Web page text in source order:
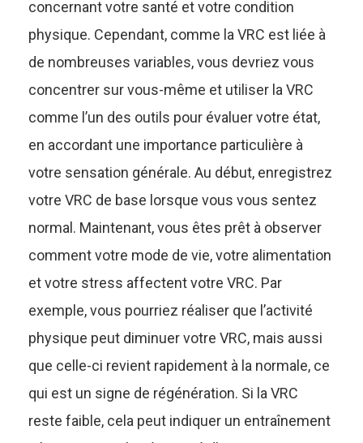
concernant votre santé et votre condition
physique. Cependant, comme la VRC est liée à
de nombreuses variables, vous devriez vous
concentrer sur vous-même et utiliser la VRC
comme l’un des outils pour évaluer votre état,
en accordant une importance particulière à
votre sensation générale. Au début, enregistrez
votre VRC de base lorsque vous vous sentez
normal. Maintenant, vous êtes prêt à observer
comment votre mode de vie, votre alimentation
et votre stress affectent votre VRC. Par
exemple, vous pourriez réaliser que l’activité
physique peut diminuer votre VRC, mais aussi
que celle-ci revient rapidement à la normale, ce
qui est un signe de régénération. Si la VRC
reste faible, cela peut indiquer un entraînement